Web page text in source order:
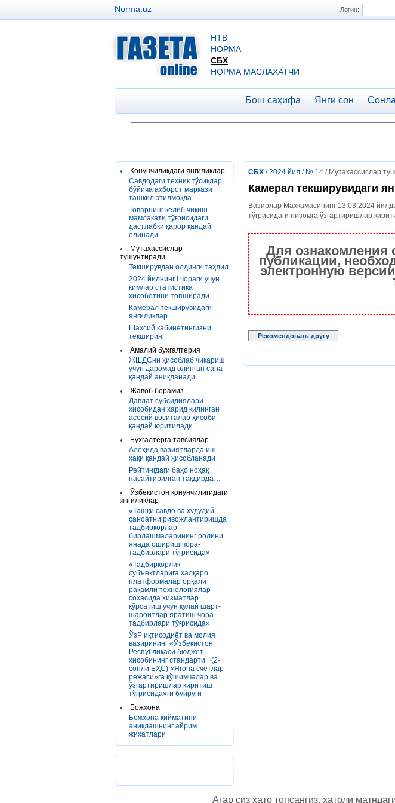
Логин:
Norma.uz
НТВ
НОРМА
СБХ
НОРМА МАСЛАХАТЧИ
Бош саҳифа Янги сон
Қонунчиликдаги янгиликлар
Савдодаги техник тўсиқлар
бўйича ахборот маркази
ташкил этилмоқда
Товарнинг келиб чиқиш
мамлакати тўғрисидаги
дастлабки қарор қандай
олинади
Мутахассислар
тушунтиради
Текширувдан олдинги таҳлил
2024 йилнинг I чораги учун
кимлар статистика
ҳисоботини топширади
Камерал текширувидаги
янгиликлар
Шахсий кабинетингизни
текширинг
Амалий бухгалтерия
ЖШДСни ҳисоблаб чиқариш
учун даромад олинган сана
қандай аниқланади
Жавоб берамиз
Давлат субсидиялари
ҳисобидан харид қилинган
асосий воситалар ҳисоби
қандай юритилади
Бухгалтерга тавсиялар
Алоҳида вазиятларда иш
ҳақи қандай ҳисобланади
Рейтингдаги баҳо ноҳақ
пасайтирилган тақдирда…
Ўзбекистон қонунчилигидаги
янгиликлар
«Ташқи савдо ва ҳудудий
саноатни ривожлантиришда
тадбиркорлар
бирлашмаларининг ролини
янада ошириш чора-
тадбирлари тўғрисида»
«Тадбиркорлик
субъектларига халқаро
платформалар орқали
рақамли технологиялар
соҳасида хизматлар
кўрсатиш учун қулай шарт-
шароитлар яратиш чора-
тадбирлари тўғрисида»
ЎзР иқтисодиёт ва молия
вазирининг «Ўзбекистон
Республикаси бюджет
ҳисобининг стандарти ¬(2-
сонли БҲС) «Ягона счётлар
режаси»га қўшимчалар ва
ўзгартиришлар киритиш
тўғрисида»ги буйруғи
Божхона
Божхона қийматини
аниқлашнинг айрим
жиҳатлари
СБХ /2024 йил / № 14 / Мутахассислар
Камерал текширувидаги
Вазирлар Маҳкамасининг 13.03.2024
тўғрисидаги низомга ўзгартиришлар
Для ознакомления
публикации,
электронную
Рекомендовать другу
Агар сиз хато топсангиз, хатоли